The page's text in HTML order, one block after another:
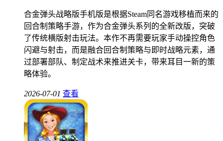
合金弹头战略版手机版是根据Steam同名游戏移植而来的
回合制策略手游，作为合金弹头系列的全新改版，突破
了传统横版射击玩法。本作不再需要玩家手动操控角色
闪避与射击，而是融合回合制策略与即时战略元素，通
过部署部队、制定战术来推进关卡，带来耳目一新的策
略体验。
2026-07-01 查看